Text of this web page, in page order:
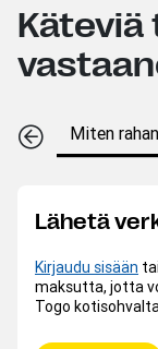
Käteviä
Miten
Lähetä
Kirjaudu sisään tai
maksutta, jotta
Togo